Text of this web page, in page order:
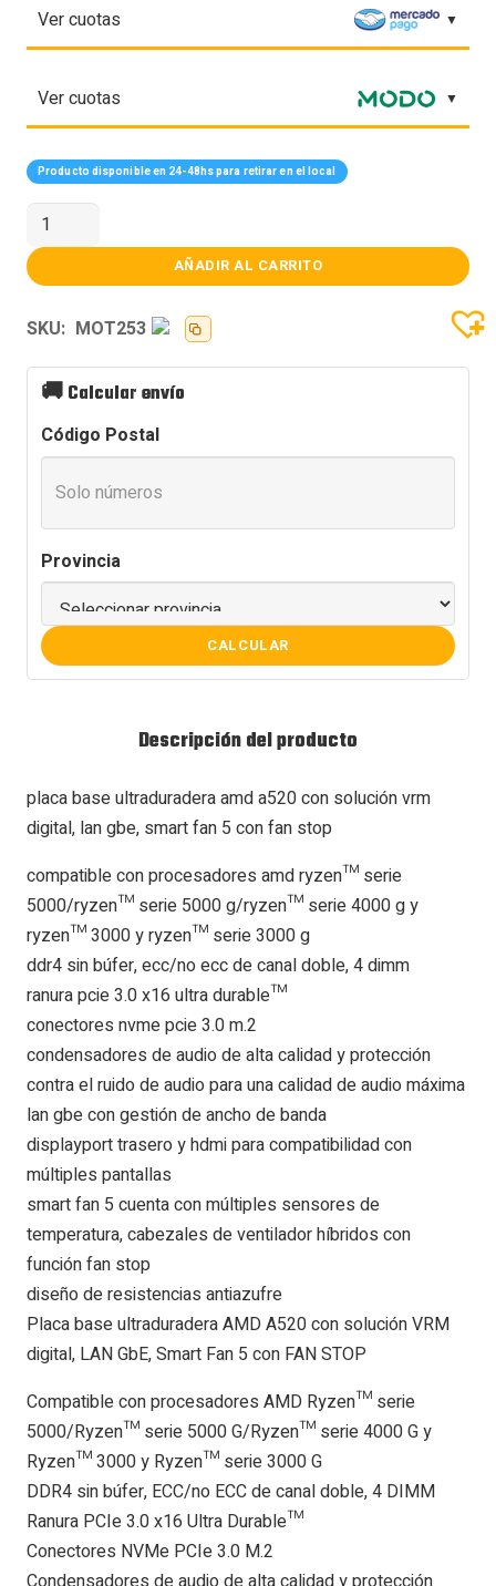
Ver cuotas
Ver cuotas
Producto disponible en 24-48hs para retirar en el local
MOTHER
GIGABYTE
A520M
DS3H
V2
DDR4
cantidad
AÑADIR AL CARRITO
SKU: MOT253
🚚 Calcular envío
Código Postal
Provincia
CALCULAR
Descripción del producto
placa base ultraduradera amd a520 con solución vrm
digital, lan gbe, smart fan 5 con fan stop
compatible con procesadores amd ryzen™ serie
5000/ryzen™ serie 5000 g/ryzen™ serie 4000 g y
ryzen™ 3000 y ryzen™ serie 3000 g
ddr4 sin búfer, ecc/no ecc de canal doble, 4 dimm
ranura pcie 3.0 x16 ultra durable™
conectores nvme pcie 3.0 m.2
condensadores de audio de alta calidad y protección
contra el ruido de audio para una calidad de audio máxima
lan gbe con gestión de ancho de banda
displayport trasero y hdmi para compatibilidad con
múltiples pantallas
smart fan 5 cuenta con múltiples sensores de
temperatura, cabezales de ventilador híbridos con
función fan stop
diseño de resistencias antiazufre
Placa base ultraduradera AMD A520 con solución VRM
digital, LAN GbE, Smart Fan 5 con FAN STOP
Compatible con procesadores AMD Ryzen™ serie
5000/Ryzen™ serie 5000 G/Ryzen™ serie 4000 G y
Ryzen™ 3000 y Ryzen™ serie 3000 G
DDR4 sin búfer, ECC/no ECC de canal doble, 4 DIMM
Ranura PCIe 3.0 x16 Ultra Durable™
Conectores NVMe PCIe 3.0 M.2